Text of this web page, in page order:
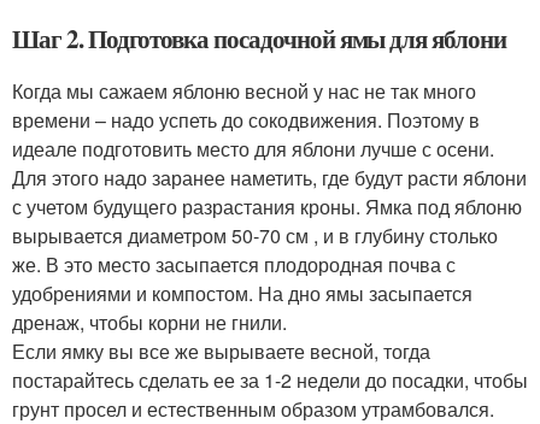
Шаг 2. Подготовка посадочной ямы для яблони
Когда мы сажаем яблоню весной у нас не так много
времени – надо успеть до сокодвижения. Поэтому в
идеале подготовить место для яблони лучше с осени.
Для этого надо заранее наметить, где будут расти яблони
с учетом будущего разрастания кроны. Ямка под яблоню
вырывается диаметром 50-70 см , и в глубину столько
же. В это место засыпается плодородная почва с
удобрениями и компостом. На дно ямы засыпается
дренаж, чтобы корни не гнили.
Если ямку вы все же вырываете весной, тогда
постарайтесь сделать ее за 1-2 недели до посадки, чтобы
грунт просел и естественным образом утрамбовался.